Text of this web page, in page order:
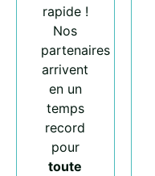
rapide !
Nos
partenaires
arrivent
en un
temps
record
pour
toute